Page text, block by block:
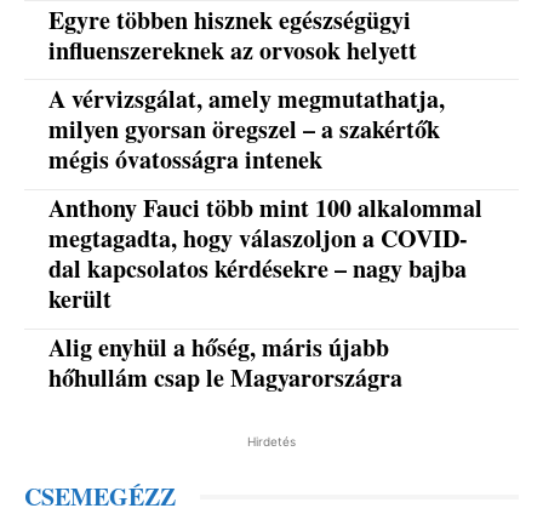
Egyre többen hisznek egészségügyi
influenszereknek az orvosok helyett
A vérvizsgálat, amely megmutathatja,
milyen gyorsan öregszel – a szakértők
mégis óvatosságra intenek
Anthony Fauci több mint 100 alkalommal
megtagadta, hogy válaszoljon a COVID-
dal kapcsolatos kérdésekre – nagy bajba
került
Alig enyhül a hőség, máris újabb
hőhullám csap le Magyarországra
Hirdetés
CSEMEGÉZZ